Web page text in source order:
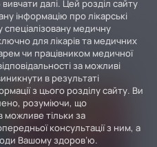
далі. Цей розділ сайту
інформацію про лікарські
медичну
для лікарів та медичних
чи працівником медичної
за можливі
в результаті
з цього розділу сайту. Ви
розуміючи, що
можливе тільки за
консультації з ним, а
Вашому здоров’ю.